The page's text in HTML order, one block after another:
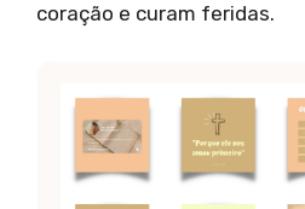
coração e curam feridas.